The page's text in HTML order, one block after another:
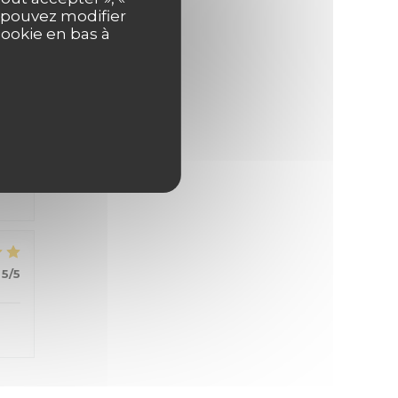
pouvez modifier
en bas à
5/5